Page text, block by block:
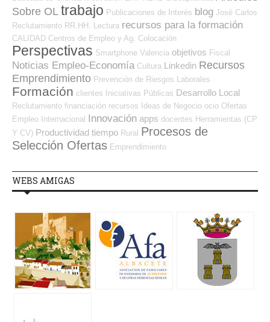
Sobre OL trabajo Publicaciones de Interés blog José Carlos
Reclutamiento RR.HH. Lectura recursos para la formación
CALIDAD Centros de Empleo y Ag. Colocación
Perspectivas Smartphone Valencia objetivos Fiscal
Noticias Empleo-Economía Cultura Linkedin Recursos
Emprendimiento Prevención de Riesgos Laborales
Formación clientes Iniciativas Públicas Desarrollo Local
Reclutamiento financiación recursos Ideas de Negocio ocio Ofertas
Empleo Internacional Innovación apps docentes Herramientas (CP
Y CV) Productividad tiempo Rural Procesos de
Selección Ofertas Emprendimiento
WEBS AMIGAS